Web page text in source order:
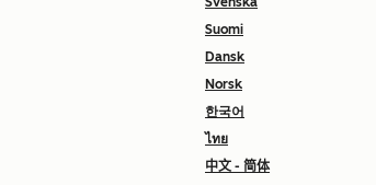
Suomi
Dansk
Norsk
한국어
ไทย
中文 - 简体